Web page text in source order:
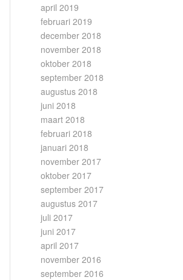
april 2019
februari 2019
december 2018
november 2018
oktober 2018
september 2018
augustus 2018
juni 2018
maart 2018
februari 2018
januari 2018
november 2017
oktober 2017
september 2017
augustus 2017
juli 2017
juni 2017
april 2017
november 2016
september 2016